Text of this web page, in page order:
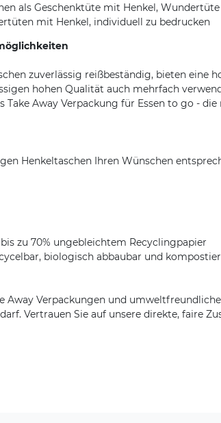
als Geschenktüte mit Henkel,
mit Henkel, individuell zu bedrucken
zuverlässig reißbeständig, bieten eine
hohen Qualität auch mehrfach
Away Verpackung für Essen to go -
Henkeltaschen Ihren Wünschen
zu 70% ungebleichtem Recyclingpapier
biologisch abbaubar und
Verpackungen und
Vertrauen Sie auf unsere direkte, faire